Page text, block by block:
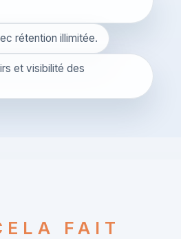
rétention illimitée.
et visibilité des
FAIT